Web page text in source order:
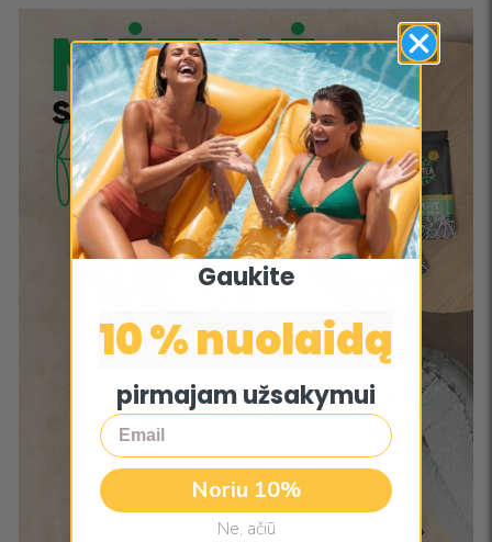
Gaukite
10 % nuolaidą
pirmajam užsakymui
Email
Noriu 10%
Ne, ačiū